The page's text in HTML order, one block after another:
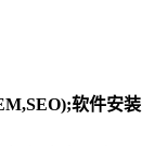
软件安装